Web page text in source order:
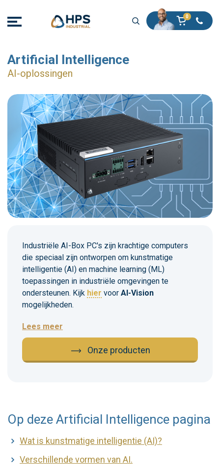
Artificial Intelligence
AI-oplossingen
Industriële AI-Box PC's zijn krachtige computers
die speciaal zijn ontworpen om kunstmatige
intelligentie (AI) en machine learning (ML)
toepassingen in industriële omgevingen te
ondersteunen. Kijk hier voor AI-Vision
mogelijkheden.
Lees meer
Onze producten
Op deze Artificial Intelligence pagina
Wat is kunstmatige intelligentie (AI)?
Verschillende vormen van AI.